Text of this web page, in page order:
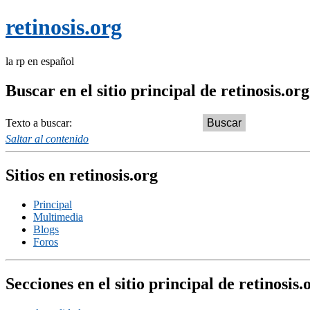
retinosis.org
la rp en español
Buscar en el sitio principal de retinosis.org
Texto a buscar:
Saltar al contenido
Sitios en retinosis.org
Principal
Multimedia
Blogs
Foros
Secciones en el sitio principal de